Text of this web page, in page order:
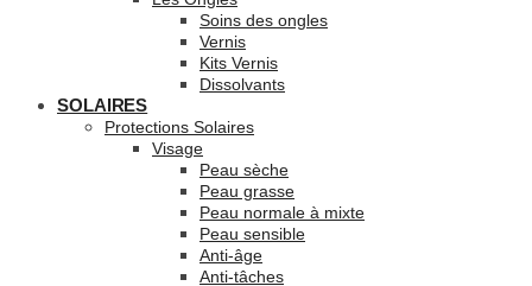
Soins des ongles
Vernis
Kits Vernis
Dissolvants
SOLAIRES
Protections Solaires
Visage
Peau sèche
Peau grasse
Peau normale à mixte
Peau sensible
Anti-âge
Anti-tâches